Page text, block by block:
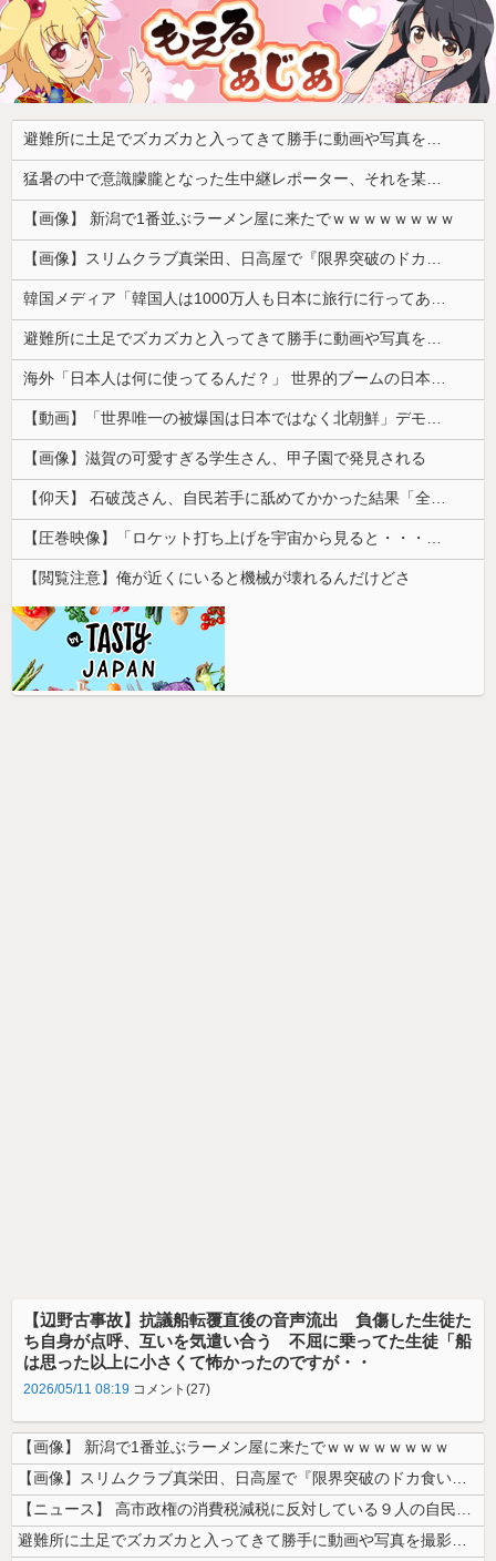
避難所に土足でズカズカと入ってきて勝手に動画や写真を撮影したメディア取材陣、挙句の果てに要求してきたのは……
猛暑の中で意識朦朧となった生中継レポーター、それを某出演者が爆笑しながら現場レポート続行を強制する動画が再注目されて……
【画像】 新潟で1番並ぶラーメン屋に来たでｗｗｗｗｗｗｗｗ
【画像】スリムクラブ真栄田、日高屋で『限界突破のドカ食い』を披露するｗｗｗｗｗｗ
韓国メディア「韓国人は1000万人も日本に旅行に行ってあげるのに、どうして日本人は韓国に来ないのか」自国に魅力がないのを棚に上げて日本を分析
避難所に土足でズカズカと入ってきて勝手に動画や写真を撮影したメディア取材陣、挙句の果てに要求してきたのは……
海外「日本人は何に使ってるんだ？」 世界的ブームの日本の食品、買ってみたものの使い道が分からない外国人が続出
【動画】「世界唯一の被爆国は日本ではなく北朝鮮」デモが開催される
【画像】滋賀の可愛すぎる学生さん、甲子園で発見される
【仰天】 石破茂さん、自民若手に舐めてかかった結果「全てを失うｗｗｗｗｗ」
【圧巻映像】「ロケット打ち上げを宇宙から見ると・・・」の動画が衝撃的
【閲覧注意】俺が近くにいると機械が壊れるんだけどさ
【辺野古事故】抗議船転覆直後の音声流出 負傷した生徒た
ち自身が点呼、互いを気遣い合う 不屈に乗ってた生徒「船
は思った以上に小さくて怖かったのですが・・
2026/05/11 08:19 コメント(27)
【画像】 新潟で1番並ぶラーメン屋に来たでｗｗｗｗｗｗｗｗ
【画像】スリムクラブ真栄田、日高屋で『限界突破のドカ食い』を披露するｗ...
【ニュース】 高市政権の消費税減税に反対している９人の自民党議員が全て...
避難所に土足でズカズカと入ってきて勝手に動画や写真を撮影したメディア取...